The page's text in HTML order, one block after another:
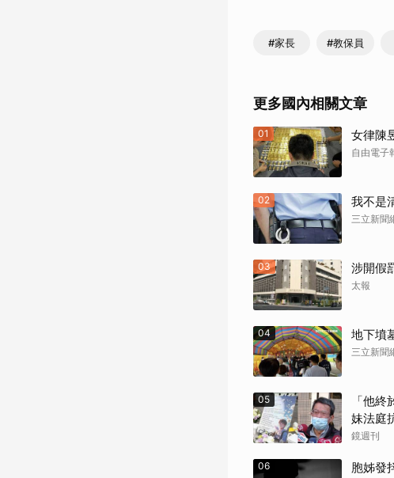
#家長 #教保員
更多國內相關文章
01 女律陳
自由電子
02 我不是
三立新聞
03 涉開假
太報
04 地下墳
三立新聞
05
「他
妹法庭
鏡週刊
06 胞姊發